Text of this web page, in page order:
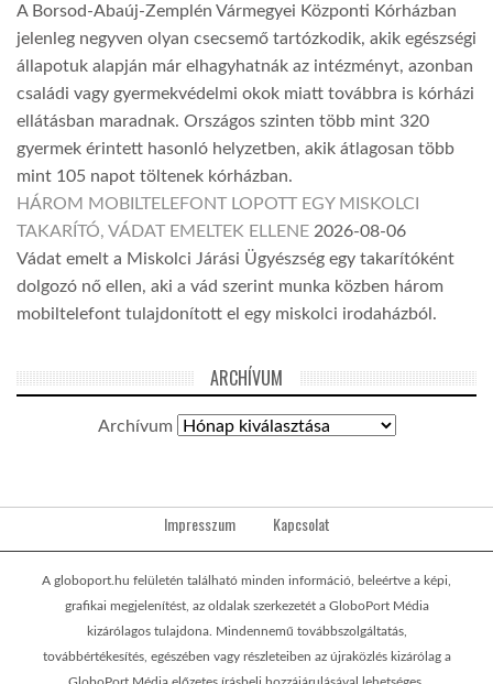
A Borsod-Abaúj-Zemplén Vármegyei Központi Kórházban
jelenleg negyven olyan csecsemő tartózkodik, akik egészségi
állapotuk alapján már elhagyhatnák az intézményt, azonban
családi vagy gyermekvédelmi okok miatt továbbra is kórházi
ellátásban maradnak. Országos szinten több mint 320
gyermek érintett hasonló helyzetben, akik átlagosan több
mint 105 napot töltenek kórházban.
HÁROM MOBILTELEFONT LOPOTT EGY MISKOLCI
TAKARÍTÓ, VÁDAT EMELTEK ELLENE 2026-08-06
Vádat emelt a Miskolci Járási Ügyészség egy takarítóként
dolgozó nő ellen, aki a vád szerint munka közben három
mobiltelefont tulajdonított el egy miskolci irodaházból.
ARCHÍVUM
Archívum
Impresszum Kapcsolat
A globoport.hu felületén található minden információ, beleértve a képi,
grafikai megjelenítést, az oldalak szerkezetét a GloboPort Média
kizárólagos tulajdona. Mindennemű továbbszolgáltatás,
továbbértékesítés, egészében vagy részleteiben az újraközlés kizárólag a